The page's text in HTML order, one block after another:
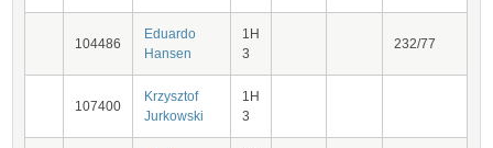
104486
Eduardo
Hansen
1H
3
232/77
107400
Krzysztof
Jurkowski
1H
3